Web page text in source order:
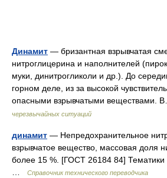
Динамит — бризантная взрывчатая
нитроглицерина и наполнителей
муки, динитрогликоли и др.). До
горном деле, из за высокой
опасными взрывчатыми
черезвычайных ситуаций
динамит — Непредохранительное
взрывчатое вещество, массовая доля
более 15 %. [ГОСТ 26184 84] Тематики
Справочник технического переводчика